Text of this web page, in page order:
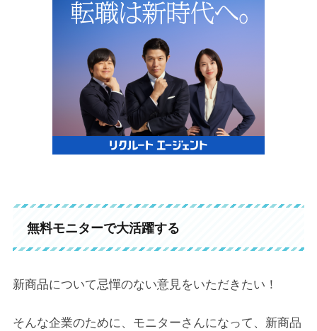
無料モニターで大活躍する
新商品について忌憚のない意見をいただきたい！
そんな企業のために、モニターさんになって、新商品